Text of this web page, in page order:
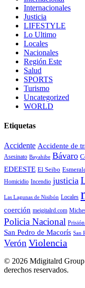
Internacionales
Justicia
LIFESTYLE
Lo Ultimo
Locales
Nacionales
Región Este
Salud
SPORTS
Turismo
Uncategorized
WORLD
Etiquetas
Accidente Accidente de
Asesinato Bayahibe Bávaro
EDEESTE El Seibo
Homicidio Incendio justicia
Las Lagunas de Nisibón Locales
coerción meigitalrd.com
Policia Nacional
San Pedro de Macorís San
Verón Violencia
© 2026 Mdigitalrd Group
derechos reservados.